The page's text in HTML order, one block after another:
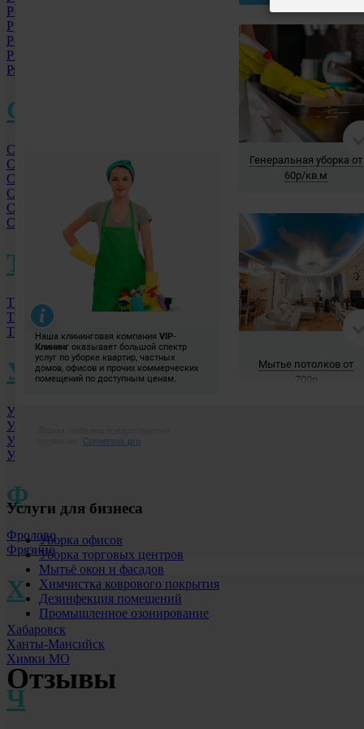
Ростов-на-Дону
Рубцовск
Ростов
Рыбинск
Рязань
С
Санкт-Петербург
Самара
Саратов
Смоленск
Сергиев-Посад МО
Серпухов МО
Т
Тверь
Тюмень
Томск
У
Уфа
Ульяновск
Улан-Удэ
Уссурийск
Ф
Фролово
Фрязино
Х
Хабаровск
Ханты-Мансийск
Химки МО
Ч
Услуги для бизнеса
Уборка офисов
Уборка торговых центров
Мытьё окон и фасадов
Химчистка коврового покрытия
Дезинфекция помещений
Промышленное озонирование
Отзывы